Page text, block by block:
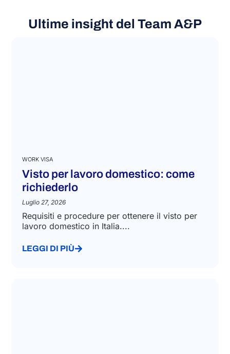
Ultime insight del Team A&P
WORK VISA
Visto per lavoro domestico: come
richiederlo
Luglio 27, 2026
Requisiti e procedure per ottenere il visto per
lavoro domestico in Italia....
LEGGI DI PIÙ